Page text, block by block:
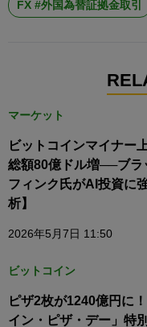
FX #外国為替証拠金取引
マーケット
ビットコインマイナー
総額80億ドル増──ブラ
フィンク氏がAI投資に
析】
2026年5月7日 11:50
ビットコイン
ピザ2枚が1240億円に
イン・ピザ・デー」特